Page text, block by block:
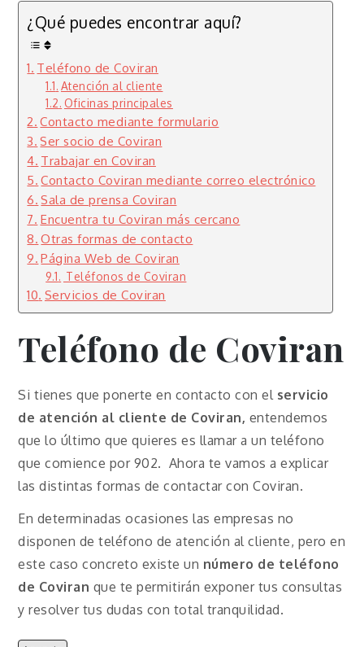
¿Qué puedes encontrar aquí?
Teléfono de Coviran
Atención al cliente
Oficinas principales
Contacto mediante formulario
Ser socio de Coviran
Trabajar en Coviran
Contacto Coviran mediante correo electrónico
Sala de prensa Coviran
Encuentra tu Coviran más cercano
Otras formas de contacto
Página Web de Coviran
Teléfonos de Coviran
Servicios de Coviran
Teléfono de Coviran
Si tienes que ponerte en contacto con el servicio
de atención al cliente de Coviran, entendemos
que lo último que quieres es llamar a un teléfono
que comience por 902. Ahora te vamos a explicar
las distintas formas de contactar con Coviran.
En determinadas ocasiones las empresas no
disponen de teléfono de atención al cliente, pero en
este caso concreto existe un número de teléfono
de Coviran que te permitirán exponer tus consultas
y resolver tus dudas con total tranquilidad.